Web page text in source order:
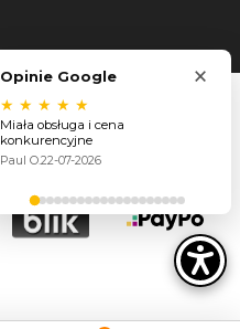
Opinie Google ×
★ ★ ★ ★ ★
Miała obsługa i cena
konkurencyjne
Paul O.22-07-2026